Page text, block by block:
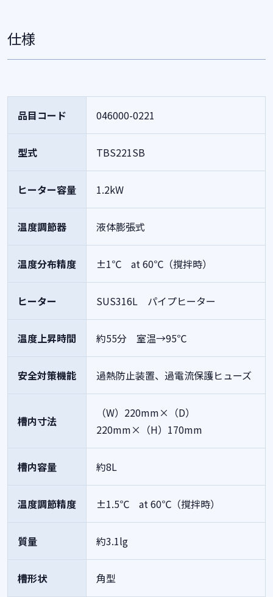
仕様
品目コード 046000-0221
型式 TBS221SB
ヒーター容量 1.2kW
温度調節器 液体膨張式
温度分布精度 ±1℃ at 60℃（撹拌時）
ヒーター SUS316L パイプヒーター
温度上昇時間 約55分 室温→95℃
安全対策機能 過熱防止装置、過電流保護ヒューズ
槽内寸法
（W）220mm×（D）
220mm×（H）170mm
槽内容量 約8L
温度調節精度 ±1.5℃ at 60℃（撹拌時）
質量 約3.1lg
槽形状 角型